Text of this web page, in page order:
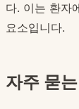
다. 이는 환자
요소입니다.
자주 묻